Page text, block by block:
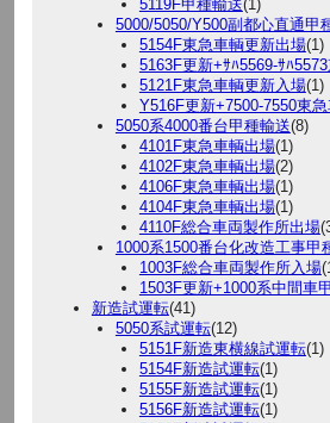
5119F甲種輸送(1)
5000/5050/Y500副都心直通甲
5154F東急車輌更新出場(1)
5163F更新+ｻﾊ5569-ｻﾊ
5121F東急車輌更新入場(1)
Y516F更新+7500-7550東
5050系4000番台甲種輸送(8)
4101F東急車輌出場(1)
4102F東急車輌出場(2)
4106F東急車輌出場(1)
4104F東急車輌出場(1)
4110F総合車両製作所出場
1000系1500番台化改造工事甲
1003F総合車両製作所入場
1503F更新+1000系中間車
新造試運転(41)
5050系試運転(12)
5151F新造東横線試運転(1)
5154F新造試運転(1)
5155F新造試運転(1)
5156F新造試運転(1)